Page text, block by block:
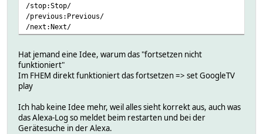
/stop:Stop/
/previous:Previous/
/next:Next/
Hat jemand eine Idee, warum das "fortsetzen nicht
funktioniert"
Im FHEM direkt funktioniert das fortsetzen => set GoogleTV
play
Ich hab keine Idee mehr, weil alles sieht korrekt aus, auch was
das Alexa-Log so meldet beim restarten und bei der
Gerätesuche in der Alexa.